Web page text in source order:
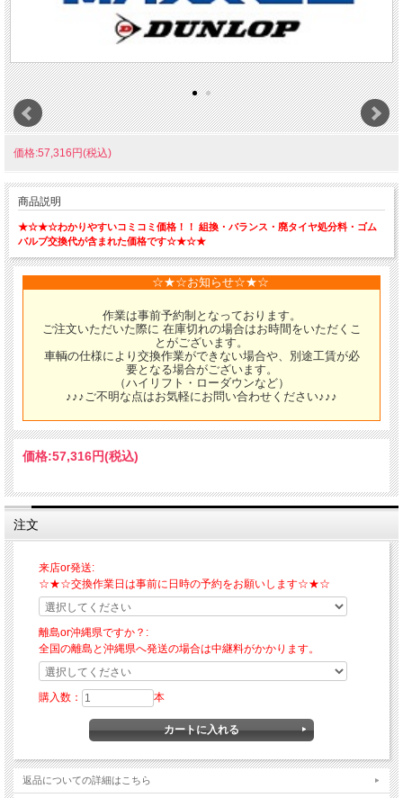
価格:57,316円(税込)
商品説明
★☆★☆わかりやすいコミコミ価格！！ 組換・バランス・廃タイヤ処分料・ゴム
バルブ交換代が含まれた価格です☆★☆★
☆★☆お知らせ☆★☆
作業は事前予約制となっております。
ご注文いただいた際に 在庫切れの場合はお時間をいただくこ
とがございます。
車輌の仕様により交換作業ができない場合や、別途工賃が必
要となる場合がございます。
（ハイリフト・ローダウンなど）
♪♪♪ご不明な点はお気軽にお問い合わせください♪♪♪
価格:57,316円(税込)
注文
来店or発送:
☆★☆交換作業日は事前に日時の予約をお願いします☆★☆
離島or沖縄県ですか？:
全国の離島と沖縄県へ発送の場合は中継料がかかります。
購入数： 本
返品についての詳細はこちら